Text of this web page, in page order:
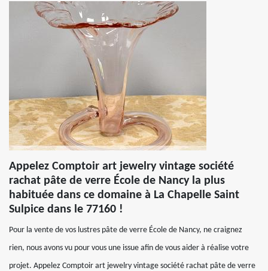
Appelez Comptoir art jewelry vintage société
rachat pâte de verre École de Nancy la plus
habituée dans ce domaine à La Chapelle Saint
Sulpice dans le 77160 !
Pour la vente de vos lustres pâte de verre École de Nancy, ne craignez
rien, nous avons vu pour vous une issue afin de vous aider à réalise votre
projet. Appelez Comptoir art jewelry vintage société rachat pâte de verre